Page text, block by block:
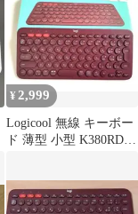
¥ 2,999
Logicool 無線 キーボー
ド 薄型 小型 K380RD